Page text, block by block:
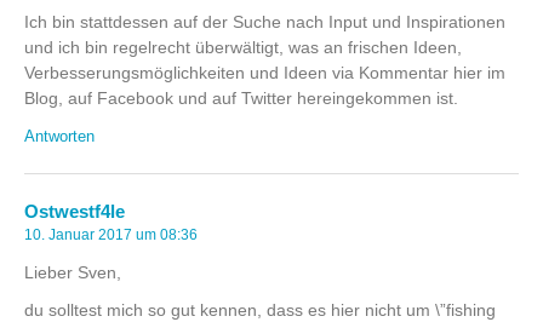
Ich bin stattdessen auf der Suche nach Input und Inspirationen
und ich bin regelrecht überwältigt, was an frischen Ideen,
Verbesserungsmöglichkeiten und Ideen via Kommentar hier im
Blog, auf Facebook und auf Twitter hereingekommen ist.
Antworten
Ostwestf4le
10. Januar 2017 um 08:36
Lieber Sven,
du solltest mich so gut kennen, dass es hier nicht um \”fishing